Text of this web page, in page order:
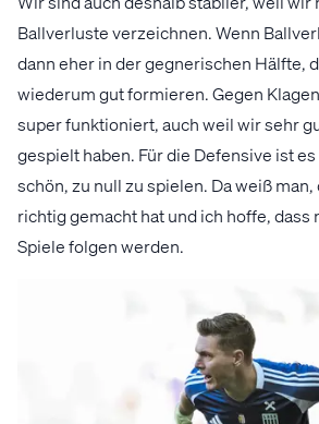
Ballverluste verzeichnen. Wenn
dann eher in der gegnerischen Hälfte,
wiederum gut formieren. Gegen
super funktioniert, auch weil wir sehr
gespielt haben. Für die Defensive ist
schön, zu null zu spielen. Da weiß man,
richtig gemacht hat und ich hoffe, dass
Spiele folgen werden.